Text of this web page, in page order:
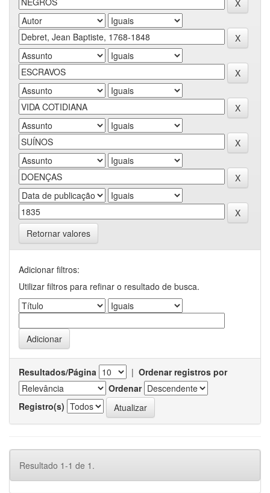
Retornar valores
Adicionar filtros:
Utilizar filtros para refinar o resultado de busca.
Resultados/Página | Ordenar registros por
Ordenar
Registro(s)
Resultado 1-1 de 1.